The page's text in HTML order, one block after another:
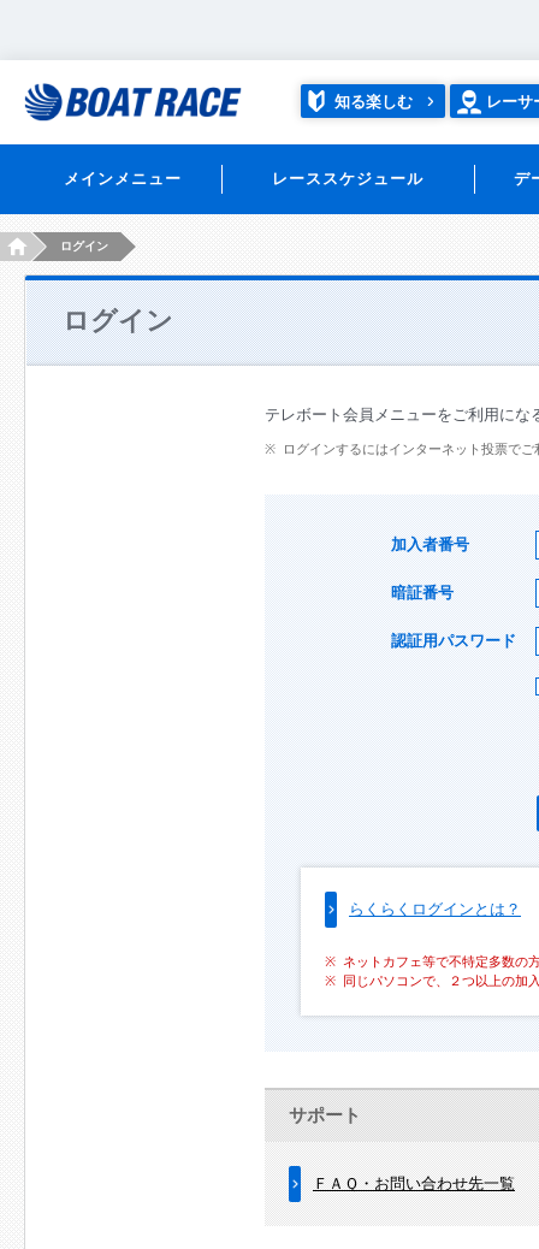
知る楽しむ レーサ
メインメニュー レーススケジュール デ
HOMEログイン
ログイン
テレボート会員メニューをご利用にな
ログインするにはインターネット投票で
加入者番号
暗証番号
認証用パスワード
らくらくログインとは？
ネットカフェ等で不特定多数の
同じパソコンで、２つ以上の加
サポート
ＦＡＱ・お問い合わせ先一覧